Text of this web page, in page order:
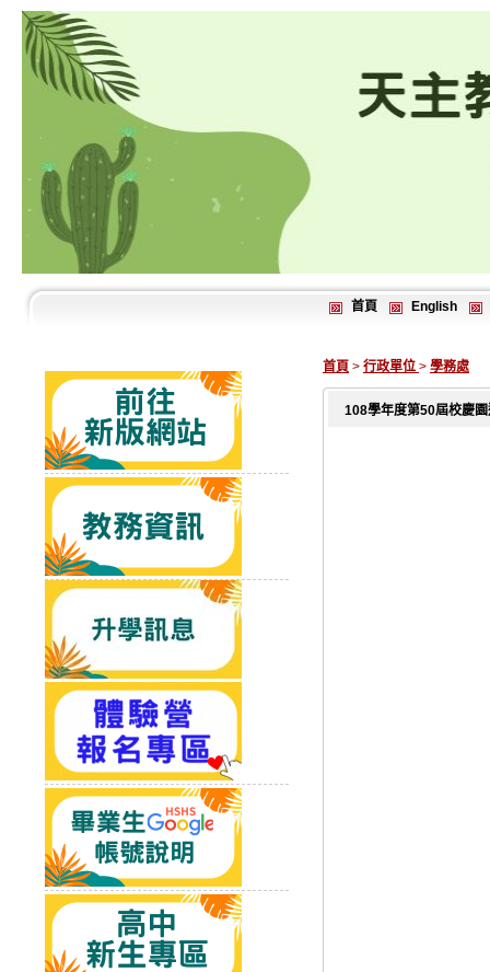
首頁 English
首頁 > 行政單位 > 學務處
108學年度第50屆校慶